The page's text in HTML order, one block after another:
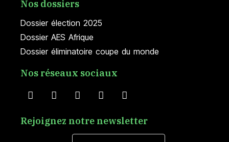
Dossier élection 2025
Dossier AES Afrique
Dossier éliminatoire coupe du monde
Nos dossiers
Nos réseaux sociaux
Rejoignez notre newsletter